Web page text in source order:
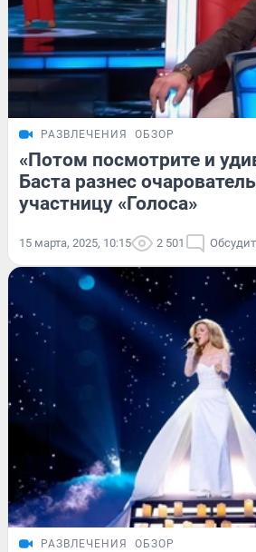
РАЗВЛЕЧЕНИЯ ОБЗОР
«Потом посмотрите и
Баста разнес
участницу «Голоса»
15 марта, 2025, 10:15 2 501
РАЗВЛЕЧЕНИЯ ОБЗОР